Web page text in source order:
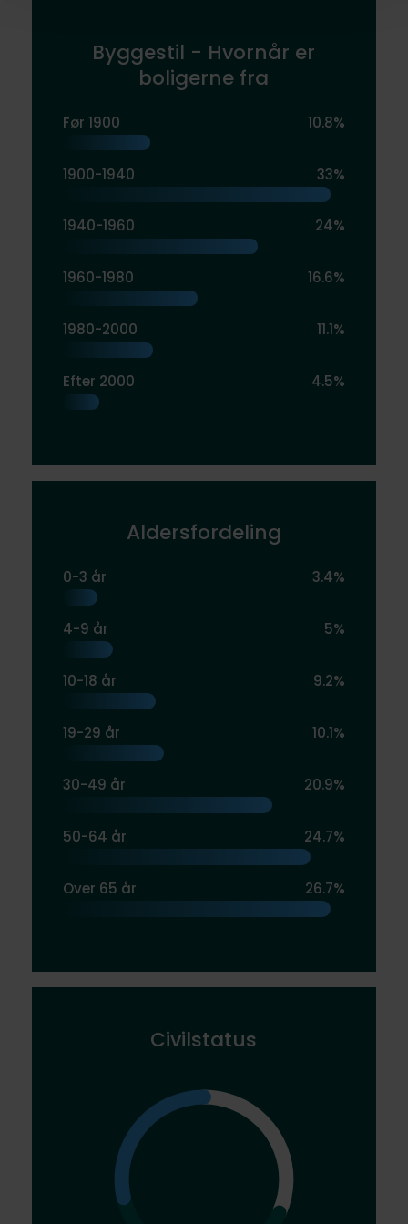
Byggestil - Hvornår er
boligerne fra
Før 1900 10.8%
1900-1940 33%
1940-1960 24%
1960-1980 16.6%
1980-2000 11.1%
Efter 2000 4.5%
Aldersfordeling
0-3 år 3.4%
4-9 år 5%
10-18 år 9.2%
19-29 år 10.1%
30-49 år 20.9%
50-64 år 24.7%
Over 65 år 26.7%
Civilstatus